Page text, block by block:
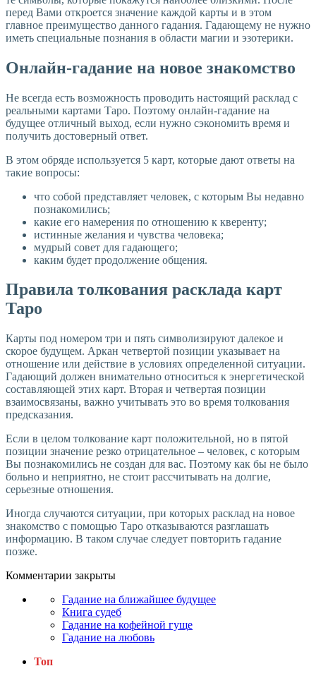
перед Вами откроется значение каждой карты и в этом
главное преимущество данного гадания. Гадающему не нужно
иметь специальные познания в области магии и эзотерики.
Онлайн-гадание на новое знакомство
Не всегда есть возможность проводить настоящий расклад с
реальными картами Таро. Поэтому онлайн-гадание на
будущее отличный выход, если нужно сэкономить время и
получить достоверный ответ.
В этом обряде используется 5 карт, которые дают ответы на
такие вопросы:
что собой представляет человек, с которым Вы недавно
познакомились;
какие его намерения по отношению к кверенту;
истинные желания и чувства человека;
мудрый совет для гадающего;
каким будет продолжение общения.
Правила толкования расклада карт
Таро
Карты под номером три и пять символизируют далекое и
скорое будущем. Аркан четвертой позиции указывает на
отношение или действие в условиях определенной ситуации.
Гадающий должен внимательно относиться к энергетической
составляющей этих карт. Вторая и четвертая позиции
взаимосвязаны, важно учитывать это во время толкования
предсказания.
Если в целом толкование карт положительной, но в пятой
позиции значение резко отрицательное – человек, с которым
Вы познакомились не создан для вас. Поэтому как бы не было
больно и неприятно, не стоит рассчитывать на долгие,
серьезные отношения.
Иногда случаются ситуации, при которых расклад на новое
знакомство с помощью Таро отказываются разглашать
информацию. В таком случае следует повторить гадание
позже.
Комментарии закрыты
Гадание на ближайшее будущее
Книга судеб
Гадание на кофейной гуще
Гадание на любовь
Топ